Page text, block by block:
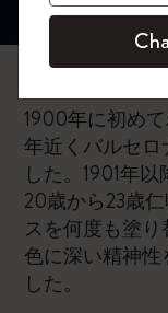
1900年に初め
年近くバルセ
した。1901年
20歳から23歳
スを何度も塗
色に深い精神
した。